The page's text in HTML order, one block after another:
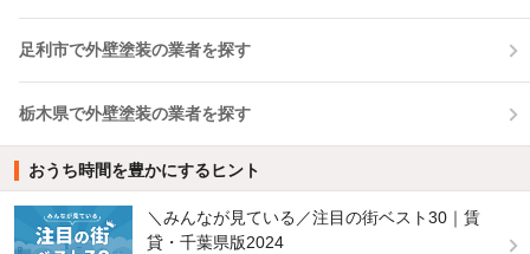
足利市で外壁塗装の業者を探す
栃木県で外壁塗装の業者を探す
おうち時間を豊かにするヒント
＼みんなが見ている／注目の街ベスト30｜賃
貸・千葉県版2024